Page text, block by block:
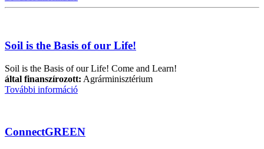
Soil is the Basis of our Life!
Soil is the Basis of our Life! Come and Learn!
által finanszírozott: Agrárminisztérium
További információ
ConnectGREEN